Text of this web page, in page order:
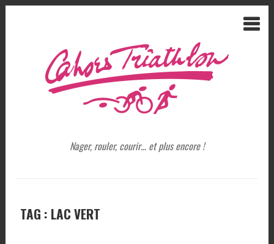
Nager, rouler, courir… et plus encore !
TAG : LAC VERT